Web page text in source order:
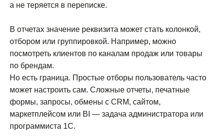
а не теряется в переписке.
В отчетах значение реквизита может стать колонкой,
отбором или группировкой. Например, можно
посмотреть клиентов по каналам продаж или товары
по брендам.
Но есть граница. Простые отборы пользователь часто
может настроить сам. Сложные отчеты, печатные
формы, запросы, обмены с CRM, сайтом,
маркетплейсом или BI — задача администратора или
программиста 1С.